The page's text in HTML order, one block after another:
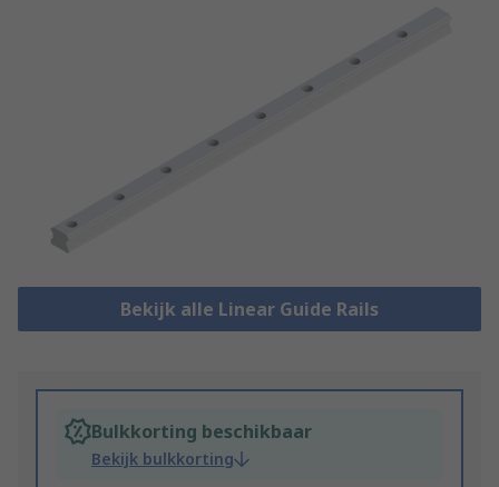
Bekijk alle Linear Guide Rails
Bulkkorting beschikbaar
Bekijk bulkkorting